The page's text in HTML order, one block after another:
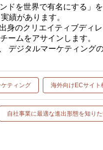
ドを世界で有名にする」
績があります。
身のクリエイティブディ
ームをアサインします。
デジタルマーケティング
ティング 海外向けECサイト
自社事業に最適な進出形態を知り